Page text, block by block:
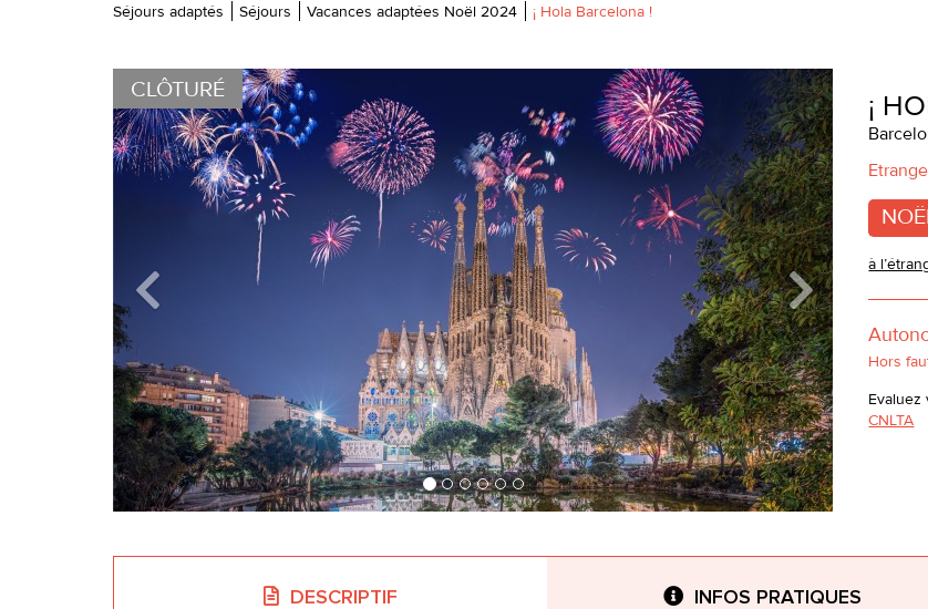
Séjours adaptés Séjours Vacances adaptées Noël 2024 ¡ Hola Barcelona !
CLÔTURÉ
Précédente Suivante
¡
à
Hors
Evaluez
CNLTA
DESCRIPTIF INFOS PRATIQUES